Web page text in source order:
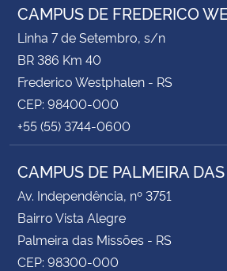
CAMPUS DE FREDERICO
Linha 7 de Setembro, s/n
BR 386 Km 40
Frederico Westphalen - RS
CEP: 98400-000
+55 (55) 3744-0600
CAMPUS DE PALMEIRA
Av. Independência, nº 3751
Bairro Vista Alegre
Palmeira das Missões - RS
CEP: 98300-000